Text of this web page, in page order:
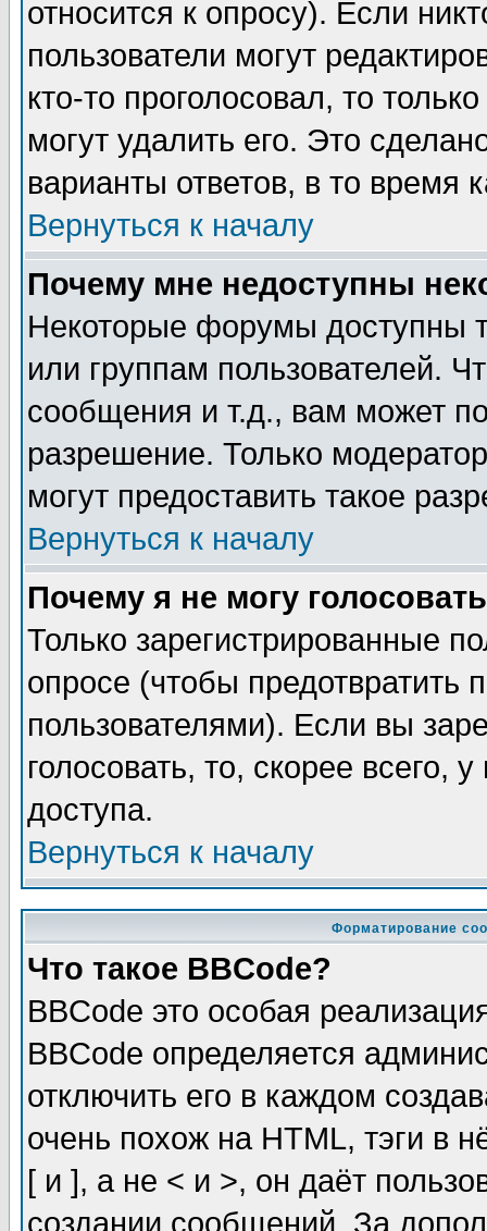
относится к опросу). Если
пользователи могут
кто-то проголосовал, то
могут удалить его. Это
варианты ответов, в то время
Вернуться к началу
Почему мне недоступны
Некоторые форумы доступны
или группам пользователей.
сообщения и т.д., вам может
разрешение. Только
могут предоставить такое
Вернуться к началу
Почему я не могу
Только зарегистрированные
опросе (чтобы предотвратить
пользователями). Если вы
голосовать, то, скорее всего,
доступа.
Вернуться к началу
Форматирование
Что такое BBCode?
BBCode это особая
BBCode определяется
отключить его в каждом
очень похож на HTML, тэги в
[ и ], а не < и >, он даёт
создании сообщений. За